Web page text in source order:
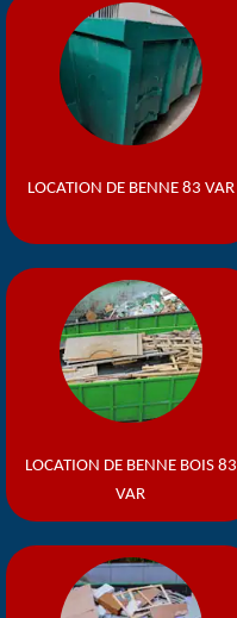
LOCATION DE BENNE 83 VAR
LOCATION DE BENNE BOIS 83
VAR